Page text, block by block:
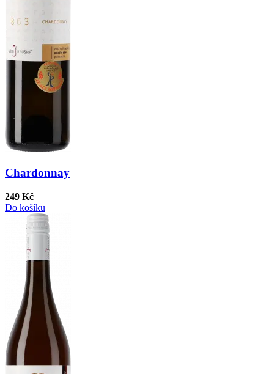
Chardonnay
249 Kč
Do košíku